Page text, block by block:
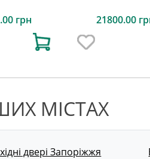
грн 21800.00
МІСТАХ
двері Запоріжжя